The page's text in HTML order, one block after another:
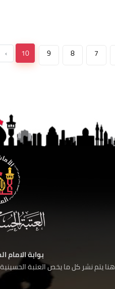
7
8
9
10
›
بوابة الامام
هنا يتم نشر كل ما يخص العتبة